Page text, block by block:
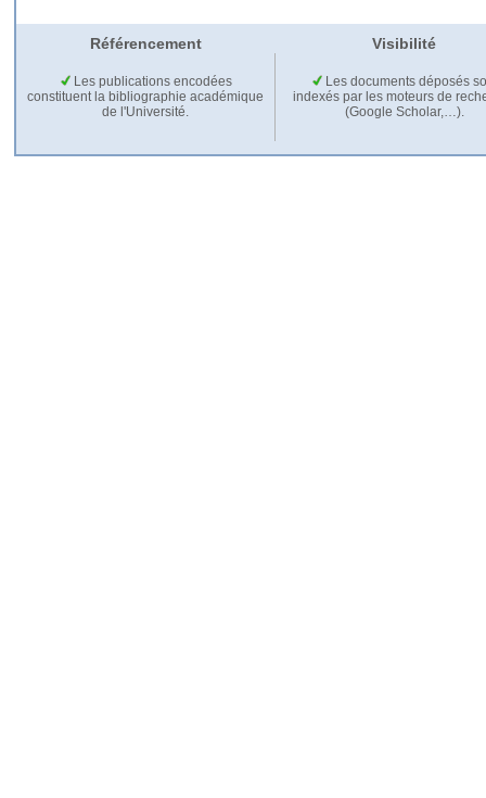
Référencement Visibilité
Les publications encodées
constituent la bibliographie académique
de l'Université.
Les documents déposés
indexés par les moteurs de
(Google Scholar,…).